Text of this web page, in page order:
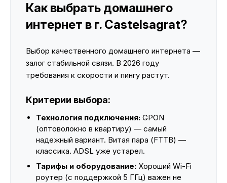
Как выбрать домашнего
интернет в г. Castelsagrat?
Выбор качественного домашнего интернета —
залог стабильной связи. В 2026 году
требования к скорости и пингу растут.
Критерии выбора:
Технология подключения: GPON
(оптоволокно в квартиру) — самый
надежный вариант. Витая пара (FTTB) —
классика. ADSL уже устарел.
Тарифы и оборудование: Хороший Wi-Fi
роутер (с поддержкой 5 ГГц) важен не